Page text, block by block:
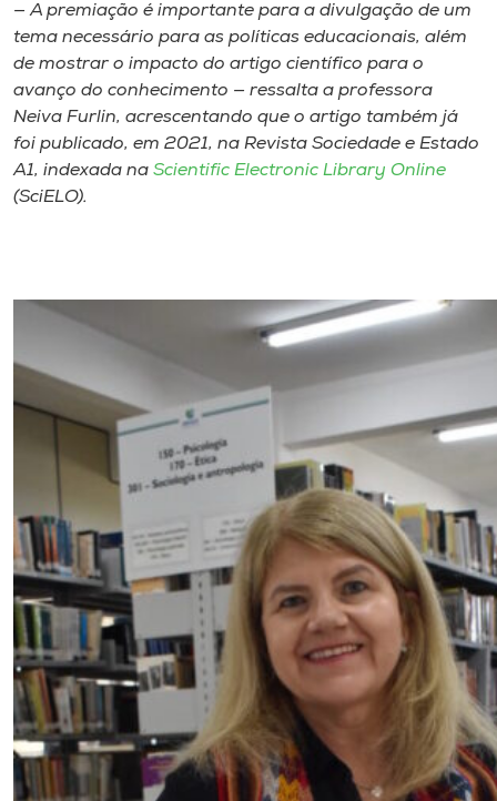
A+
A-
— A premiação é importante para a divulgação de um
tema necessário para as políticas educacionais, além
de mostrar o impacto do artigo científico para o
avanço do conhecimento — ressalta a professora
Neiva Furlin, acrescentando que o artigo também já
foi publicado, em 2021, na Revista Sociedade e Estado
A1, indexada na Scientific Electronic Library Online
(SciELO).